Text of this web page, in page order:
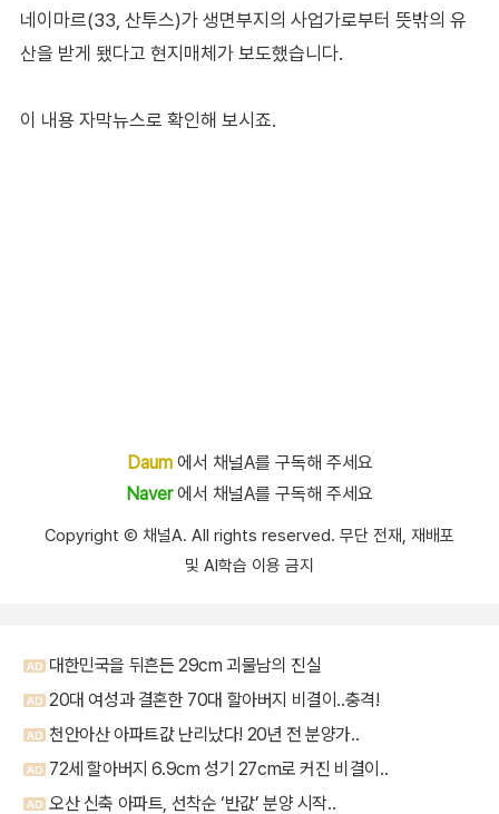
네이마르(33, 산투스)가 생면부지의 사업가로부터 뜻밖의 유
산을 받게 됐다고 현지매체가 보도했습니다.
이 내용 자막뉴스로 확인해 보시죠.
Daum에서 채널A를 구독해 주세요
Naver에서 채널A를 구독해 주세요
Copyright Ⓒ 채널A. All rights reserved. 무단 전재, 재배포
및 AI학습 이용 금지